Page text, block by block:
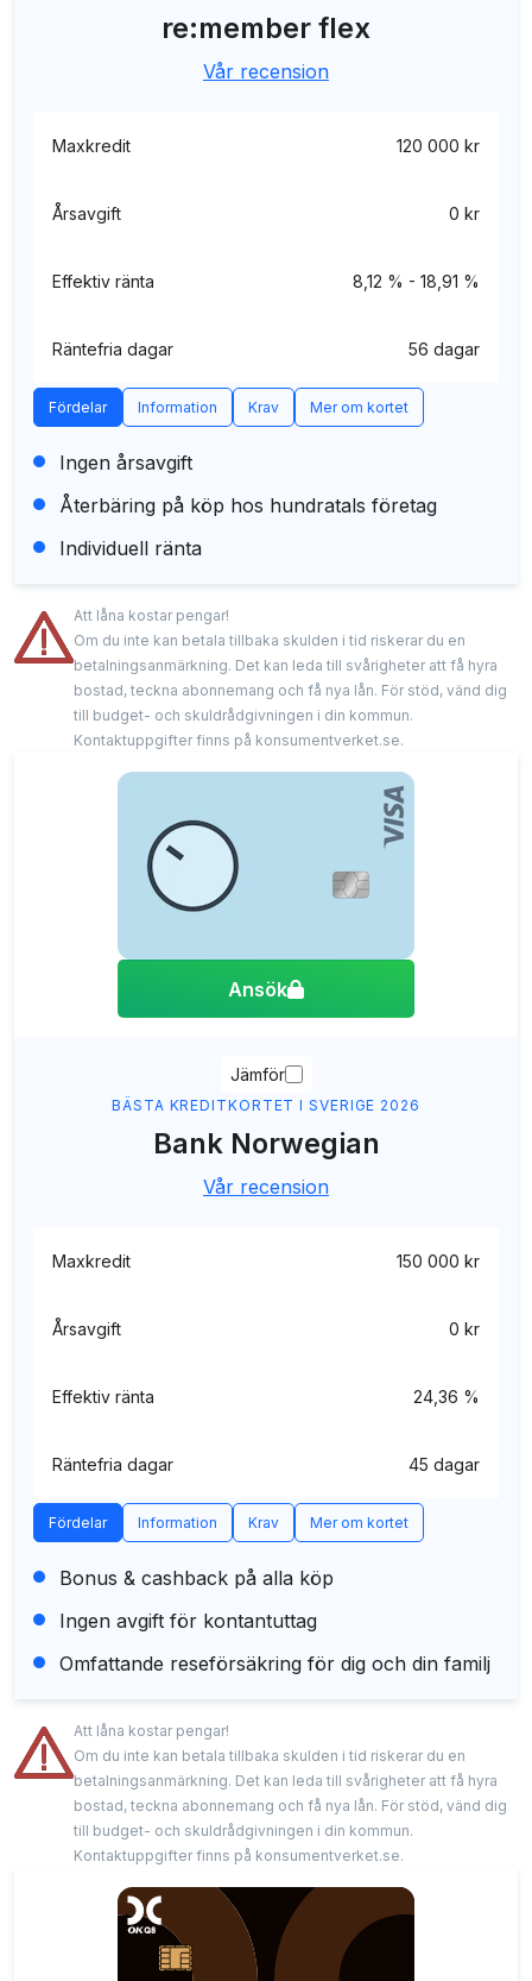
re:member flex
Vår recension
Maxkredit 120 000 kr
Årsavgift 0 kr
Effektiv ränta 8,12 % - 18,91 %
Räntefria dagar 56 dagar
Fördelar Information Krav Mer om kortet
Ingen årsavgift
Återbäring på köp hos hundratals företag
Individuell ränta
Att låna kostar pengar!
Om du inte kan betala tillbaka skulden i tid riskerar du en
betalningsanmärkning. Det kan leda till svårigheter att få hyra
bostad, teckna abonnemang och få nya lån. För stöd, vänd dig
till budget- och skuldrådgivningen i din kommun.
Kontaktuppgifter finns på konsumentverket.se.
Ansök
BÄSTA KREDITKORTET I SVERIGE 2026
Jämför
Bank Norwegian
Vår recension
Maxkredit 150 000 kr
Årsavgift 0 kr
Effektiv ränta 24,36 %
Räntefria dagar 45 dagar
Fördelar Information Krav Mer om kortet
Bonus & cashback på alla köp
Ingen avgift för kontantuttag
Omfattande reseförsäkring för dig och din familj
Att låna kostar pengar!
Om du inte kan betala tillbaka skulden i tid riskerar du en
betalningsanmärkning. Det kan leda till svårigheter att få hyra
bostad, teckna abonnemang och få nya lån. För stöd, vänd dig
till budget- och skuldrådgivningen i din kommun.
Kontaktuppgifter finns på konsumentverket.se.